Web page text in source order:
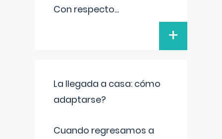
Con respecto...
+
La llegada a casa: cómo
adaptarse?
Cuando regresamos a